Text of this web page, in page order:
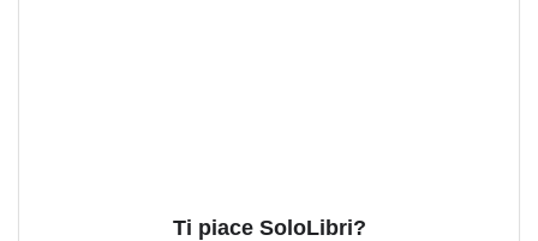
Ti piace SoloLibri?